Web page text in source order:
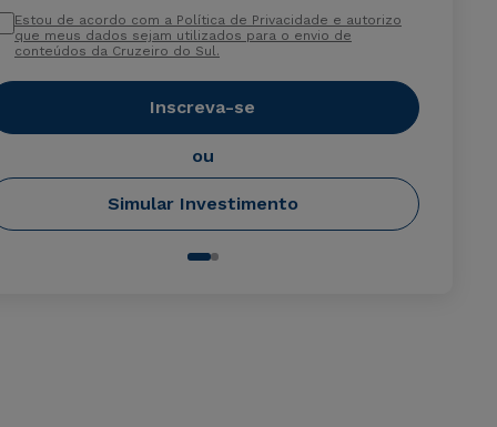
Estou de acordo com a Política de Privacidade e autorizo
que meus dados sejam utilizados para o envio de
conteúdos da Cruzeiro do Sul.
Inscreva-se
ou
Simular Investimento